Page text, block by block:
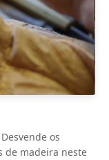
os
de madeira neste